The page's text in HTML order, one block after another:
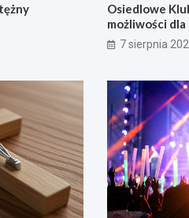
Osiedlowe
możliwości
7 sierpnia